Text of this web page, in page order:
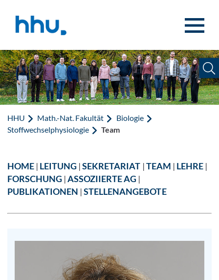
HHU Math.-Nat. Fakultät
Biologie
Stoffwechselphysiologie
Team
HOME | LEITUNG |SEKRETARIAT |TEAM | LEHRE|
FORSCHUNG |ASSOZIIERTE AG |
PUBLIKATIONEN |STELLENANGEBOTE